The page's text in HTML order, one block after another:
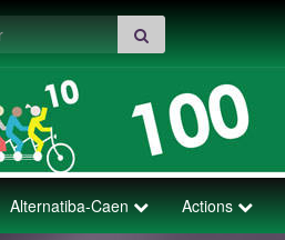
Alternatiba-Caen Actions